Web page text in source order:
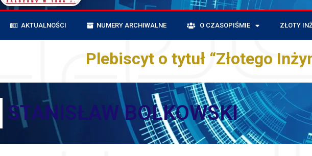
AKTUALNOŚCI NUMERY ARCHIWALNE O CZASOPIŚMIE ZŁOTY
Plebiscyt o tytuł “Złotego
STANISŁAW BOLKOWSKI